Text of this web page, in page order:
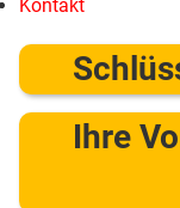
Kontakt
Ihre